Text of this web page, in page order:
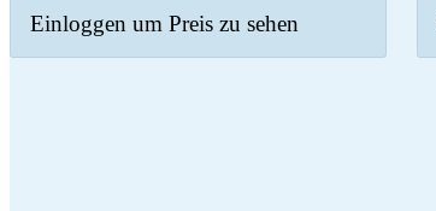
Einloggen um Preis zu sehen